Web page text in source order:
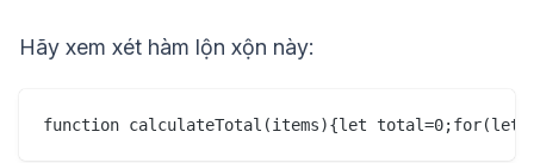
Hãy xem xét hàm lộn xộn này: